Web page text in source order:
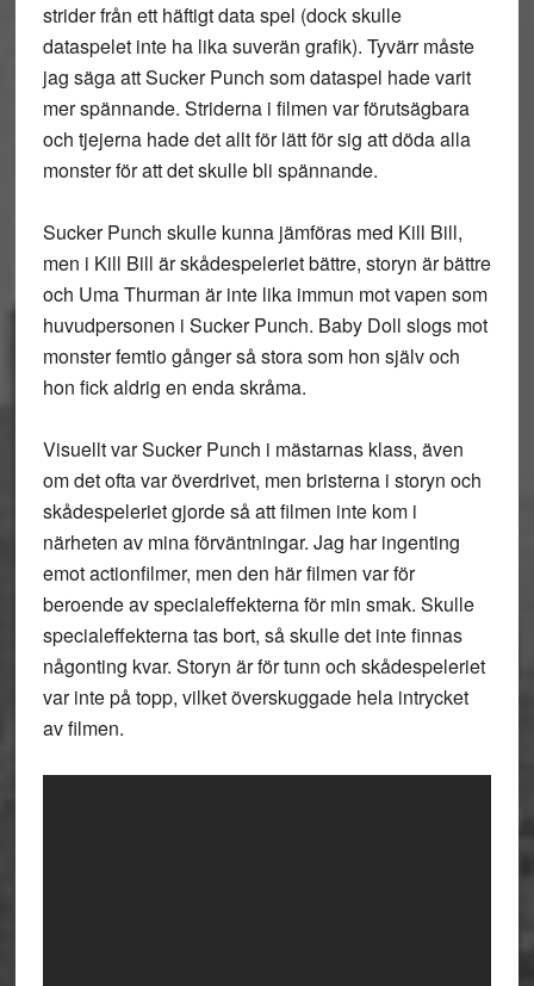
strider från ett häftigt data spel (dock skulle
dataspelet inte ha lika suverän grafik). Tyvärr måste
jag säga att Sucker Punch som dataspel hade varit
mer spännande. Striderna i filmen var förutsägbara
och tjejerna hade det allt för lätt för sig att döda alla
monster för att det skulle bli spännande.
Sucker Punch skulle kunna jämföras med Kill Bill,
men i Kill Bill är skådespeleriet bättre, storyn är bättre
och Uma Thurman är inte lika immun mot vapen som
huvudpersonen i Sucker Punch. Baby Doll slogs mot
monster femtio gånger så stora som hon själv och
hon fick aldrig en enda skråma.
Visuellt var Sucker Punch i mästarnas klass, även
om det ofta var överdrivet, men bristerna i storyn och
skådespeleriet gjorde så att filmen inte kom i
närheten av mina förväntningar. Jag har ingenting
emot actionfilmer, men den här filmen var för
beroende av specialeffekterna för min smak. Skulle
specialeffekterna tas bort, så skulle det inte finnas
någonting kvar. Storyn är för tunn och skådespeleriet
var inte på topp, vilket överskuggade hela intrycket
av filmen.